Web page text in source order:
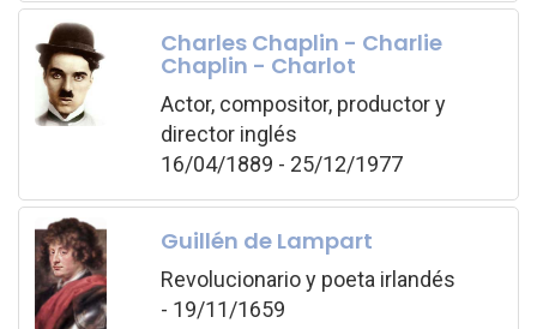
Charles Chaplin - Charlie
Chaplin - Charlot
Actor, compositor, productor y
director inglés
16/04/1889 - 25/12/1977
Guillén de Lampart
Revolucionario y poeta irlandés
- 19/11/1659